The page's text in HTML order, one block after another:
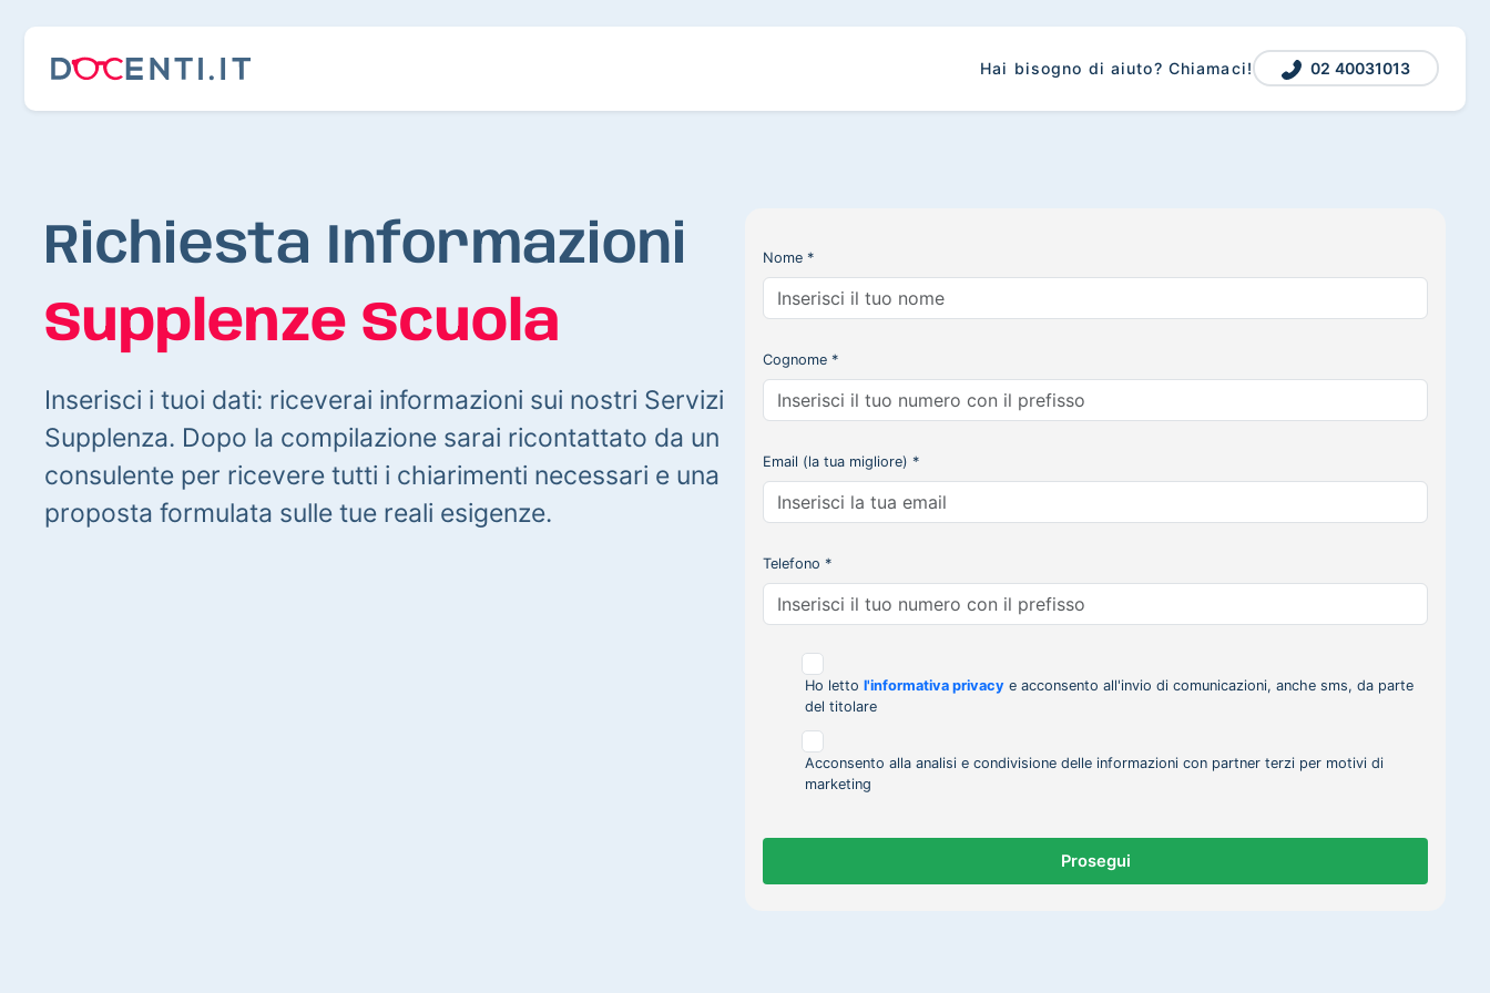
Hai bisogno di aiuto? Chiamaci! 02 40031013
Richiesta Informazioni
Supplenze Scuola
Inserisci i tuoi dati: riceverai informazioni sui nostri Servizi
Supplenza. Dopo la compilazione sarai ricontattato da un
consulente per ricevere tutti i chiarimenti necessari e una
proposta formulata sulle tue reali esigenze.
Nome *
Cognome *
Email (la tua migliore) *
Telefono *
Ho letto l'informativa privacy e acconsento all'invio di comunicazioni, anche sms, da parte
del titolare
Acconsento alla analisi e condivisione delle informazioni con partner terzi per motivi di
marketing